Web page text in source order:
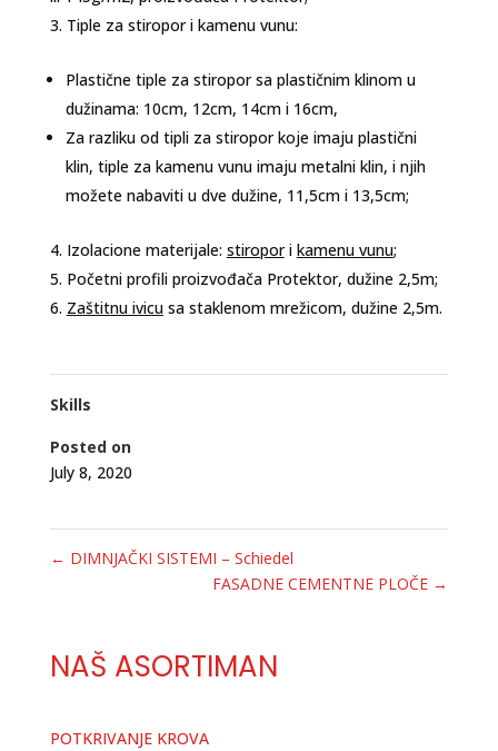
Tiple za stiropor i kamenu vunu:
Plastične tiple za stiropor sa plastičnim klinom u
dužinama: 10cm, 12cm, 14cm i 16cm,
Za razliku od tipli za stiropor koje imaju plastični
klin, tiple za kamenu vunu imaju metalni klin, i njih
možete nabaviti u dve dužine, 11,5cm i 13,5cm;
Izolacione materijale: stiropori kamenu vunu;
Početni profili proizvođača Protektor, dužine 2,5m;
Zaštitnu ivicusa staklenom mrežicom, dužine 2,5m.
Skills
Posted on
July 8, 2020
← DIMNJAČKI SISTEMI – Schiedel
FASADNE CEMENTNE PLOČE →
NAŠ ASORTIMAN
POTKRIVANJE KROVA